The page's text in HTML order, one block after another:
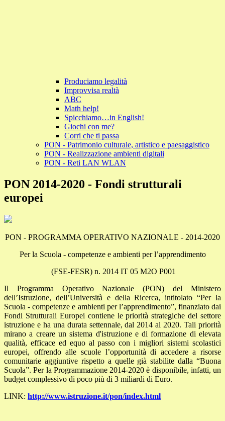
Produciamo legalità
Improvvisa realtà
ABC
Math help!
Spicchiamo…in English!
Giochi con me?
Corri che ti passa
PON - Patrimonio culturale, artistico e paesaggistico
PON - Realizzazione ambienti digitali
PON - Reti LAN WLAN
PON 2014-2020 - Fondi strutturali
europei
PON - PROGRAMMA OPERATIVO NAZIONALE - 2014-2020
Per la Scuola - competenze e ambienti per l’apprendimento
(FSE-FESR) n. 2014 IT 05 M2O P001
Il Programma Operativo Nazionale (PON) del Ministero
dell’Istruzione, dell’Università e della Ricerca, intitolato “Per la
Scuola - competenze e ambienti per l’apprendimento”, finanziato dai
Fondi Strutturali Europei contiene le priorità strategiche del settore
istruzione e ha una durata settennale, dal 2014 al 2020. Tali priorità
mirano a creare un sistema d'istruzione e di formazione di elevata
qualità, efficace ed equo al passo con i migliori sistemi scolastici
europei, offrendo alle scuole l’opportunità di accedere a risorse
comunitarie aggiuntive rispetto a quelle già stabilite dalla “Buona
Scuola”. Per la Programmazione 2014-2020 è disponibile, infatti, un
budget complessivo di poco più di 3 miliardi di Euro.
LINK: http://www.istruzione.it/pon/index.html